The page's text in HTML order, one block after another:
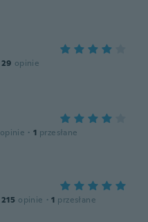
29 opinie
opinie · 1 przesłane
215 opinie · 1 przesłane